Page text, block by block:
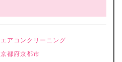
エアコンクリーニング
京都府京都市